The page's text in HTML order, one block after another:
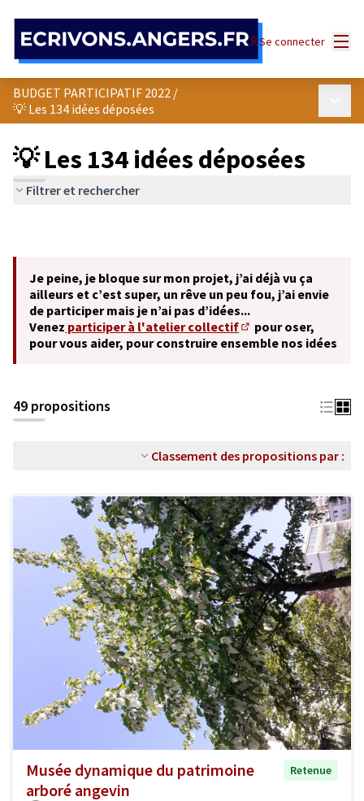
Se connecter
BUDGET PARTICIPATIF 2022 /
💡 Les 134 idées déposées
💡 Les 134 idées déposées
Filtrer et rechercher
Je peine, je bloque sur mon projet, j’ai déjà vu ça
ailleurs et c’est super, un rêve un peu fou, j’ai envie
de participer mais je n’ai pas d’idées...
Venez participer à l'atelier collectif
(S'ouvre dans un
pour oser,
pour vous aider, pour construire ensemble nos idées
49 propositions
Classement des propositions par :
Musée dynamique du patrimoine
arboré angevin
Retenue